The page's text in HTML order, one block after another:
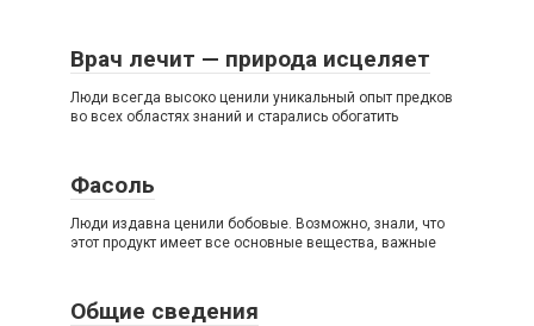
Врач лечит — природа исцеляет
Люди всегда высоко ценили уникальный опыт предков
во всех областях знаний и старались обогатить
Фасоль
Люди издавна ценили бобовые. Возможно, знали, что
этот продукт имеет все основные вещества, важные
Общие сведения